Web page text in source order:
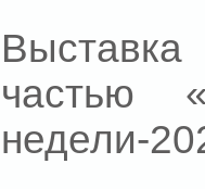
частью
недели-